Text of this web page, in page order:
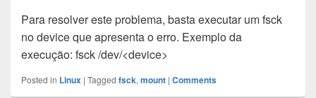
c
e
b
o
a
t
s
A
i
t
t
e
n
k
e
d
d
d
i
n
t
e
a
i
Para resolver este problema, basta executar um fsck
no device que apresenta o erro. Exemplo da
execução: fsck /dev/<device>
Posted in Linux | Tagged fsck, mount | Comments